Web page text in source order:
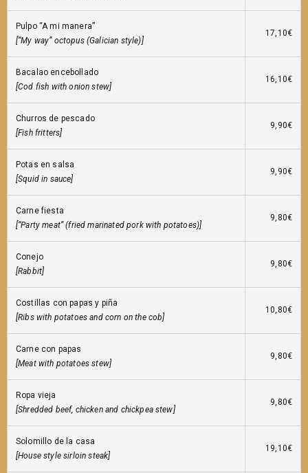
Pulpo “A mi manera”
[“My way” octopus (Galician style)]
17,10€
Bacalao encebollado
[Cod fish with onion stew]
16,10€
Churros de pescado
[Fish fritters]
9,90€
Potas en salsa
[Squid in sauce]
9,90€
Carne fiesta
[“Party meat” (fried marinated pork with potatoes)]
9,80€
Conejo
[Rabbit]
9,80€
Costillas con papas y piña
[Ribs with potatoes and corn on the cob]
10,80€
Carne con papas
[Meat with potatoes stew]
9,80€
Ropa vieja
[Shredded beef, chicken and chickpea stew]
9,80€
Solomillo de la casa
[House style sirloin steak]
19,10€